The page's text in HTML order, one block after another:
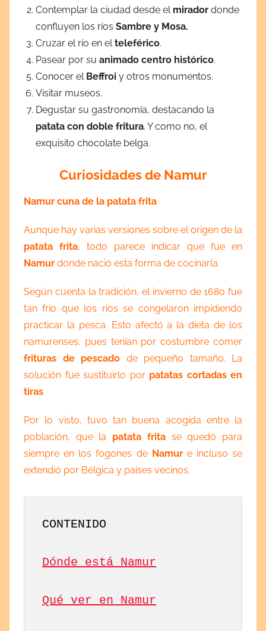
Contemplar la ciudad desde el mirador donde
confluyen los ríos Sambre y Mosa.
Cruzar el río en el teleférico.
Pasear por su animado centro histórico.
Conocer el Beffroi y otros monumentos.
Visitar museos.
Degustar su gastronomía, destacando la
patata con doble fritura. Y como no, el
exquisito chocolate belga.
Curiosidades de Namur
Namur cuna de la patata frita
Aunque hay varias versiones sobre el origen de la
patata frita, todo parece indicar que fue en
Namur donde nació esta forma de cocinarla.
Según cuenta la tradición, el invierno de 1680 fue
tan frío que los ríos se congelaron impidiendo
practicar la pesca. Esto afectó a la dieta de los
namurenses, pues tenían por costumbre comer
frituras de pescado de pequeño tamaño. La
solución fue sustituirlo por patatas cortadas en
tiras.
Por lo visto, tuvo tan buena acogida entre la
población, que la patata fritase quedó para
siempre en los fogones de Namure incluso se
extendió por Bélgica y países vecinos.
CONTENIDO
Dónde está Namur
Qué ver en Namur